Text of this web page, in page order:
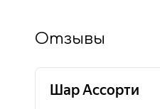
Отзывы